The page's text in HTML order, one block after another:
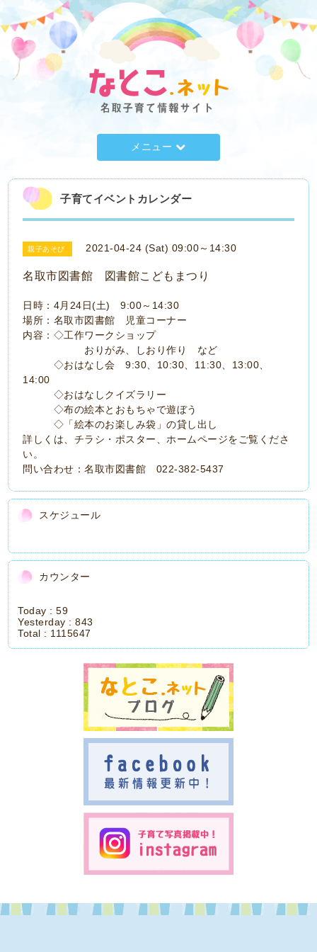
メニュー
子育てイベントカレンダー
親子あそび 2021-04-24 (Sat) 09:00～14:30
名取市図書館 図書館こどもまつり
日時：4月24日(土) 9:00～14:30
場所：名取市図書館 児童コーナー
内容：◇工作ワークショップ
おりがみ、しおり作り など
◇おはなし会 9:30、10:30、11:30、13:00、
14:00
◇おはなしクイズラリー
◇布の絵本とおもちゃで遊ぼう
◇「絵本のお楽しみ袋」の貸し出し
詳しくは、チラシ・ポスター、ホームページをご覧くださ
い。
問い合わせ：名取市図書館 022-382-5437
スケジュール
カウンター
Today :59
Yesterday :843
Total : 1115647